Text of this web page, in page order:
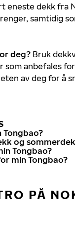
eneste dekk fra
samtidig
deg? Bruk
anbefales
av deg for å
Tongbao?
og
Tongbao?
min Tongbao?
PÅ